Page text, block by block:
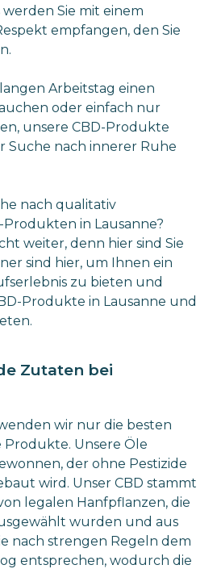
Sie mit einem
empfangen, den Sie
Arbeitstag einen
oder einfach nur
unsere CBD-Produkte
Suche nach innerer Ruhe
nach qualitativ
in Lausanne?
weiter, denn hier sind Sie
sind hier, um Ihnen ein
zu bieten und
Produkte in Lausanne und
Zutaten bei
wir nur die besten
Unsere Öle
der ohne Pestizide
wird. Unser CBD stammt
legalen Hanfpflanzen, die
wurden und aus
nach strengen Regeln dem
entsprechen, wodurch die